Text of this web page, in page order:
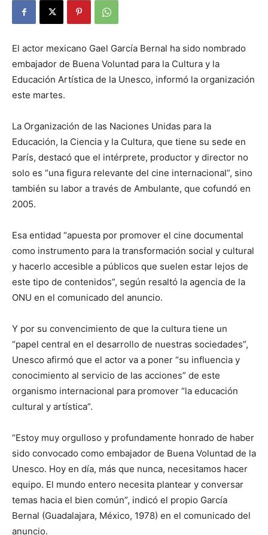
El actor mexicano Gael García Bernal ha sido nombrado
embajador de Buena Voluntad para la Cultura y la
Educación Artística de la Unesco, informó la organización
este martes.
La Organización de las Naciones Unidas para la
Educación, la Ciencia y la Cultura, que tiene su sede en
París, destacó que el intérprete, productor y director no
solo es “una figura relevante del cine internacional”, sino
también su labor a través de Ambulante, que cofundó en
2005.
Esa entidad “apuesta por promover el cine documental
como instrumento para la transformación social y cultural
y hacerlo accesible a públicos que suelen estar lejos de
este tipo de contenidos”, según resaltó la agencia de la
ONU en el comunicado del anuncio.
Y por su convencimiento de que la cultura tiene un
“papel central en el desarrollo de nuestras sociedades”,
Unesco afirmó que el actor va a poner “su influencia y
conocimiento al servicio de las acciones” de este
organismo internacional para promover “la educación
cultural y artística”.
“Estoy muy orgulloso y profundamente honrado de haber
sido convocado como embajador de Buena Voluntad de la
Unesco. Hoy en día, más que nunca, necesitamos hacer
equipo. El mundo entero necesita plantear y conversar
temas hacia el bien común”, indicó el propio García
Bernal (Guadalajara, México, 1978) en el comunicado del
anuncio.